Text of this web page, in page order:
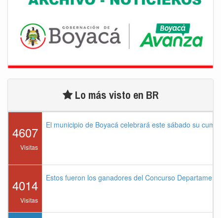
Lo más visto en BR
4607
Visitas
El municipio de Boyacá celebrará este sábado su
4014
Visitas
Estos fueron los ganadores del Concurso